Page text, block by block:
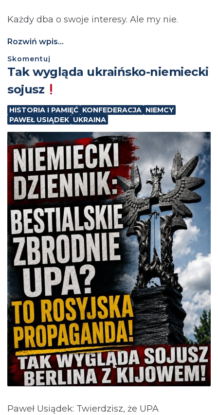
Każdy dba o swoje interesy. Ale my nie.
Rozwiń wpis...
Skomentuj
Tak wygląda ukraińsko-niemiecki
sojusz
HISTORIA I PAMIĘĆ KONFEDERACJA NIEMCY
PAWEŁ USIĄDEK UKRAINA
Paweł Usiądek: Twierdzisz, że UPA